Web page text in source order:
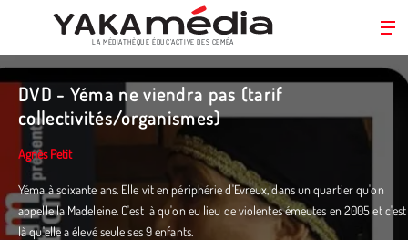
Aller
au
contenu
principal
LA MÉDIATHÈQUE ÉDUC’ACTIVE DES CEMÉA
DVD - Yéma ne viendra pas (tarif
collectivités/organismes)
Agnès Petit
Yéma à soixante ans. Elle vit en périphérie d'Evreux, dans un quartier qu'on
appelle la Madeleine. C'est là qu'on eu lieu de violentes émeutes en 2005 et c'est
là qu'elle a élevé seule ses 9 enfants.